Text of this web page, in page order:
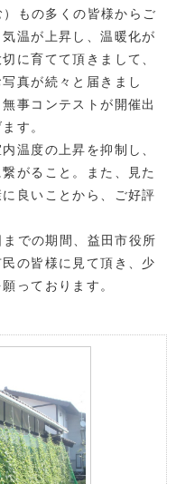
もの多くの皆様からご
温が上昇し、温暖化が
に育てて頂きまして、
真が続々と届きまし
事コンテストが開催出
す。
温度の上昇を抑制し、
がること。また、見た
良いことから、ご好評
での期間、益田市役所
の皆様に見て頂き、少
っております。